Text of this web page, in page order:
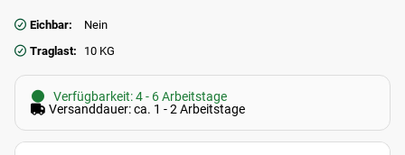
Eichbar:
Nein
Traglast:
10 KG
Verfügbarkeit: 4 - 6 Arbeitstage
Versanddauer: ca. 1 - 2 Arbeitstage